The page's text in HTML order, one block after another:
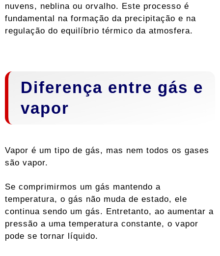
nuvens, neblina ou orvalho. Este processo é
fundamental na formação da precipitação e na
regulação do equilíbrio térmico da atmosfera.
Diferença entre gás e
vapor
Vapor é um tipo de gás, mas nem todos os gases
são vapor.
Se comprimirmos um gás mantendo a
temperatura, o gás não muda de estado, ele
continua sendo um gás. Entretanto, ao aumentar a
pressão a uma temperatura constante, o vapor
pode se tornar líquido.